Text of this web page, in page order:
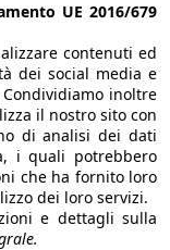
e 139
OMI-
e il peso
UE 2016/679
contenuti ed
dei social media e
inoltre
il nostro sito con
di analisi dei dati
i quali potrebbero
che ha fornito loro
dei loro servizi.
e dettagli sulla